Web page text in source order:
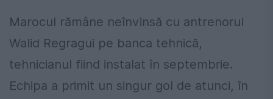
Marocul rămâne neînvinsă cu antrenorul
Walid Regragui pe banca tehnică,
tehnicianul fiind instalat în septembrie.
Echipa a primit un singur gol de atunci, în